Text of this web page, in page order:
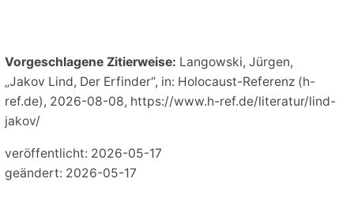
Vorgeschlagene Zitierweise: Langowski, Jürgen,
„Jakov Lind, Der Erfinder“, in: Holocaust-Referenz (h-
ref.de), 2026-08-08, https://www.h-ref.de/literatur/lind-
jakov/
veröffentlicht: 2026-05-17
geändert: 2026-05-17